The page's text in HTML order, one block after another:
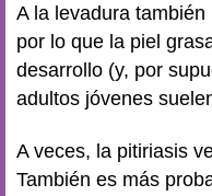
A la levadura
por lo que la piel
desarrollo (y, por
adultos jóvenes
A veces, la pitiriasis
También es más